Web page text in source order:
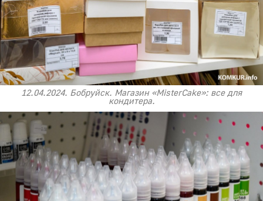
12.04.2024. Бобруйск. Магазин «MisterCake»: все для
кондитера.